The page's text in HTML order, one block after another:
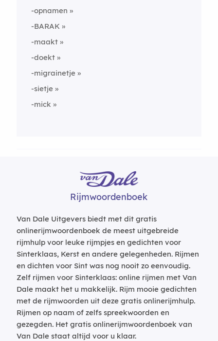
-opnamen
-BARAK
-maakt
-doekt
-migrainetje
-sietje
-mick
Rijmwoordenboek
Van Dale Uitgevers biedt met dit gratis
onlinerijmwoordenboek de meest uitgebreide
rijmhulp voor leuke rijmpjes en gedichten voor
Sinterklaas, Kerst en andere gelegenheden. Rijmen
en dichten voor Sint was nog nooit zo eenvoudig.
Zelf rijmen voor Sinterklaas: online rijmen met Van
Dale maakt het u makkelijk. Rijm mooie gedichten
met de rijmwoorden uit deze gratis onlinerijmhulp.
Rijmen op naam of zelfs spreekwoorden en
gezegden. Het gratis onlinerijmwoordenboek van
Van Dale staat altijd voor u klaar.